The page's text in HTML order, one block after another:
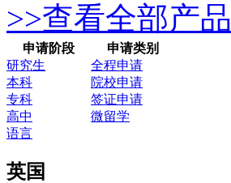
>>查看全部产品
申请阶段
申请类别
研究生
全程申请
本科
院校申请
专科
签证申请
高中
微留学
语言
英国